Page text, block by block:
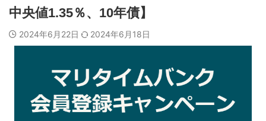
中央値1.35％、10年債】
2024年6月22日 2024年6月18日